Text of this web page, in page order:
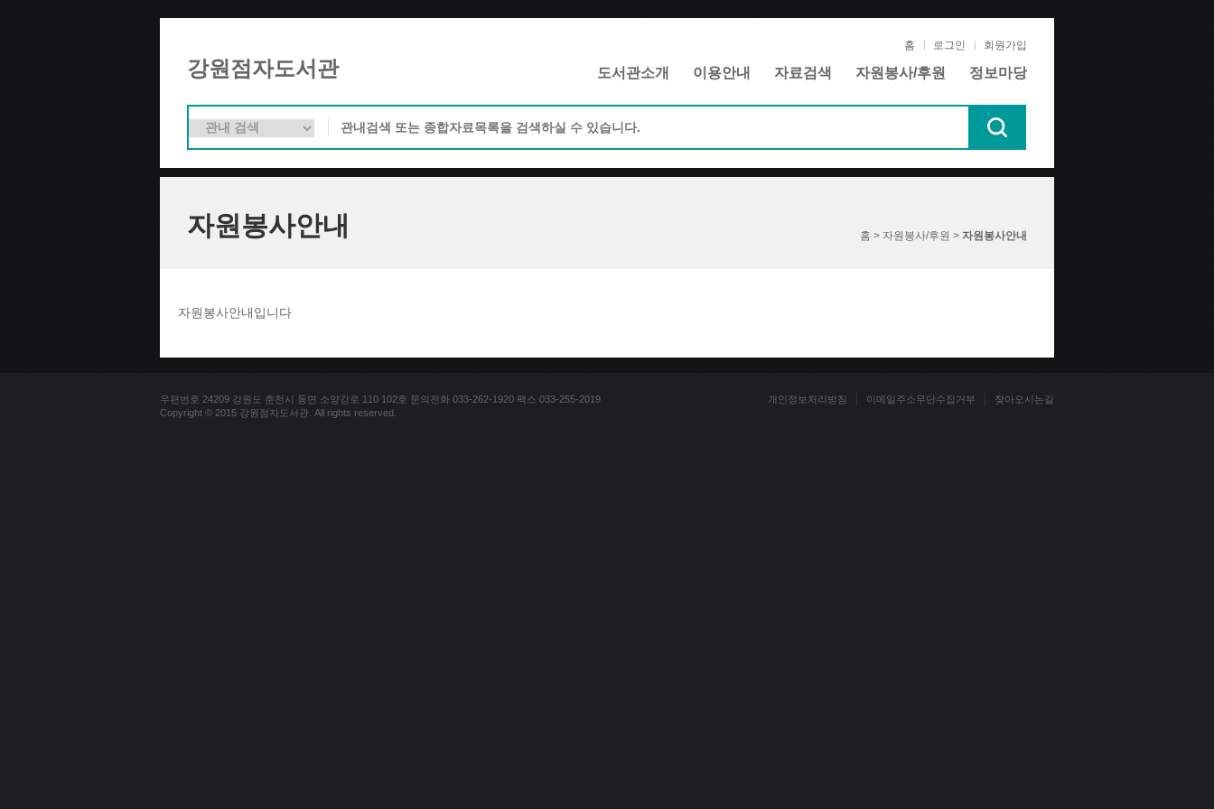
강원점자도서관
홈 로그인 회원가입
도서관소개 이용안내 자료검색 자원봉사/후원 정보마당
자원봉사안내 홈 > 자원봉사/후원 > 자원봉사안내
자원봉사안내입니다
우편번호 24209 강원도 춘천시 동면 소양강로 110 102호 문의전화 033-262-1920 팩스 033-255-2019
Copyright © 2015 강원점자도서관. All rights reserved.
개인정보처리방침 이메일주소무단수집거부 찾아오시는길